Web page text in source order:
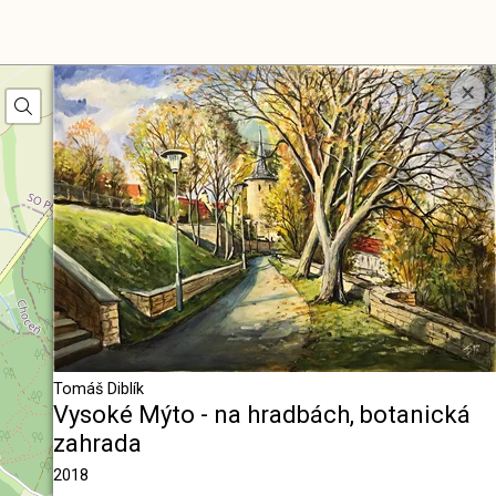
Tomáš Diblík
Vysoké Mýto - na hradbách, botanická
zahrada
2018
×